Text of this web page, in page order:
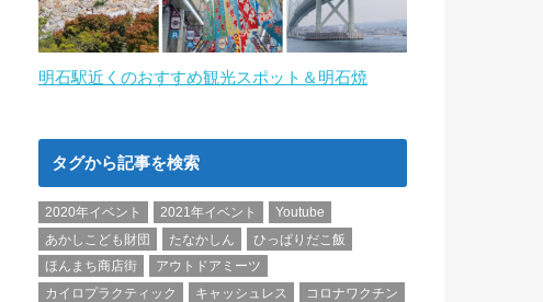
明石駅近くのおすすめ観光スポット＆明石焼
タグから記事を検索
2020年イベント 2021年イベント
Youtube
あかしこども財団
たなかしん
ひっぱりだこ飯
ほんまち商店街
アウトドアミーツ
カイロプラクティック
キャッシュレス
コロナワクチン